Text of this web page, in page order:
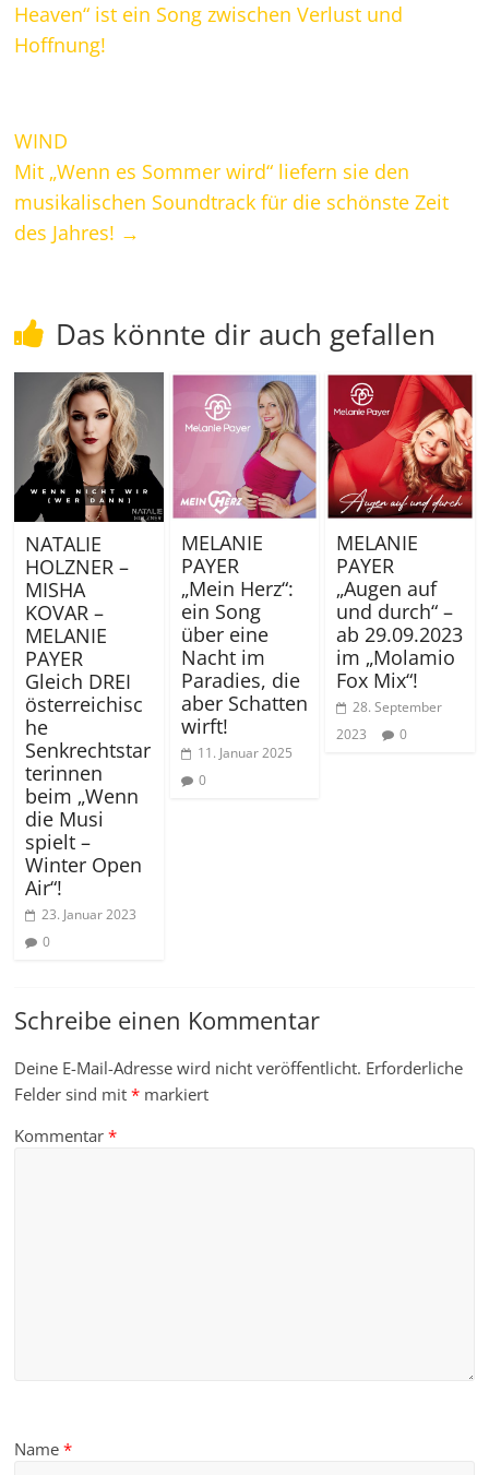
Heaven“ ist ein Song zwischen Verlust und
Hoffnung!
WIND
Mit „Wenn es Sommer wird“ liefern sie den
musikalischen Soundtrack für die schönste Zeit
des Jahres! →
Das könnte dir auch gefallen
NATALIE
HOLZNER –
MISHA
KOVAR –
MELANIE
PAYER
Gleich DREI
österreichisc
he
Senkrechtstar
terinnen
beim „Wenn
die Musi
spielt –
Winter Open
Air“!
23. Januar 2023
0
MELANIE
PAYER
„Mein Herz“:
ein Song
über eine
Nacht im
Paradies, die
aber Schatten
wirft!
11. Januar 2025
0
MELANIE
PAYER
„Augen auf
und durch“ –
ab 29.09.2023
im „Molamio
Fox Mix“!
28. September
2023
0
Schreibe einen Kommentar
Deine E-Mail-Adresse wird nicht veröffentlicht. Erforderliche
Felder sind mit* markiert
Kommentar*
Name*